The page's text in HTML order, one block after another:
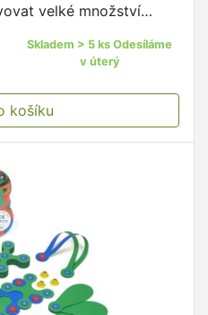
velké množství
Skladem > 5 ks Odesíláme
v úterý
košíku